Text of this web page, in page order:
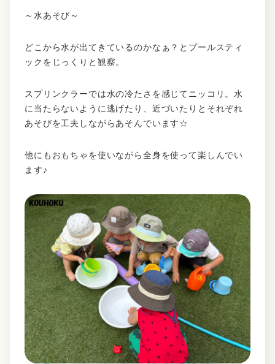
～水あそび～
どこから水が出てきているのかなぁ？とプールスティ
ックをじっくりと観察。
スプリンクラーでは水の冷たさを感じてニッコリ。水
に当たらないように逃げたり、近づいたりとそれぞれ
あそびを工夫しながらあそんでいます☆
他にもおもちゃを使いながら全身を使って楽しんでい
ます♪